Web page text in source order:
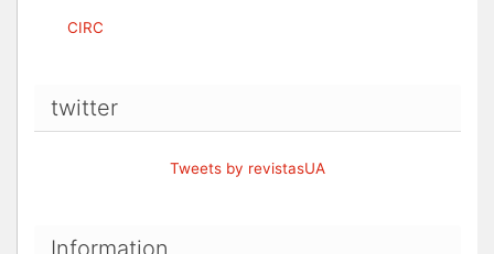
CIRC
twitter
Tweets by revistasUA
Information